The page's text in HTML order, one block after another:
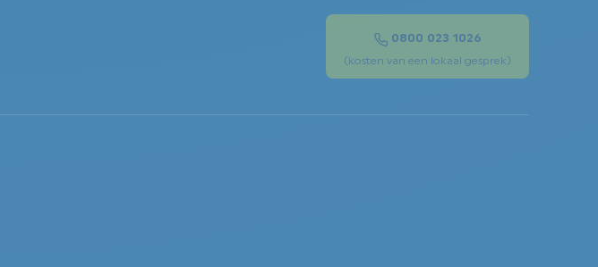
0800 023 1026
(kosten van een lokaal gesprek)